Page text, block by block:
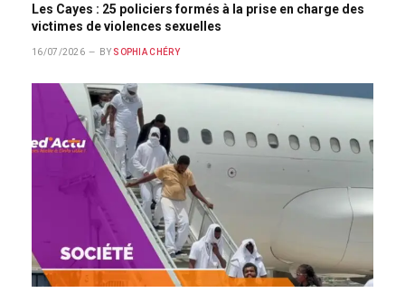
Les Cayes : 25 policiers formés à la prise en charge des
victimes de violences sexuelles
16/07/2026 BY SOPHIA CHÉRY